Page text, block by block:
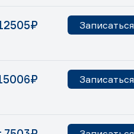
Записаться
Записаться